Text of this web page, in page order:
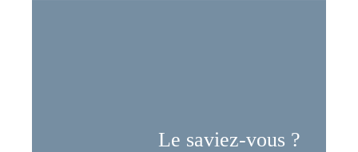
Le saviez-vous ?